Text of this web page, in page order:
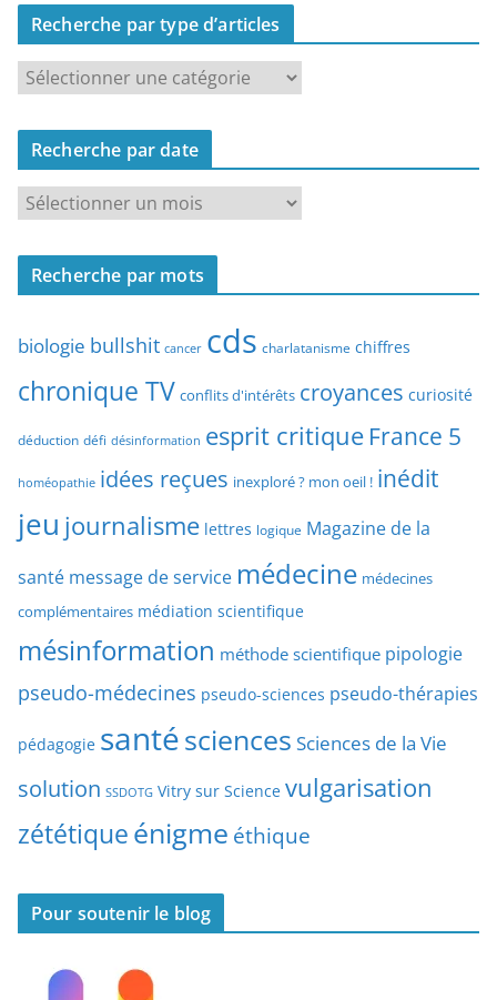
Recherche par type d’articles
c
e
e
a
y
e
d
’
a
i
c
e
Recherche par date
c
r
h
p
a
t
e
Recherche par mots
biologie bullshit cancer cds charlatanisme chiffres
chronique TV conflits d'intérêts croyances curiosité
déduction défi désinformation esprit critique France 5
homéopathie idées reçues inexploré ? mon oeil ! inédit
jeu journalisme lettres logique Magazine de la
santé message de service médecine médecines
complémentaires médiation scientifique
mésinformation méthode scientifique pipologie
pseudo-médecines pseudo-sciences pseudo-thérapies
pédagogie santésciences Sciences de la Vie
solution SSDOTG Vitry sur Science vulgarisation
zététiqueénigme éthique
Pour soutenir le blog